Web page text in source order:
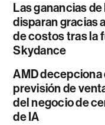
Las ganancias
disparan gracias
de costos tras la
Skydance
AMD decepciona
previsión de
del negocio de
de IA